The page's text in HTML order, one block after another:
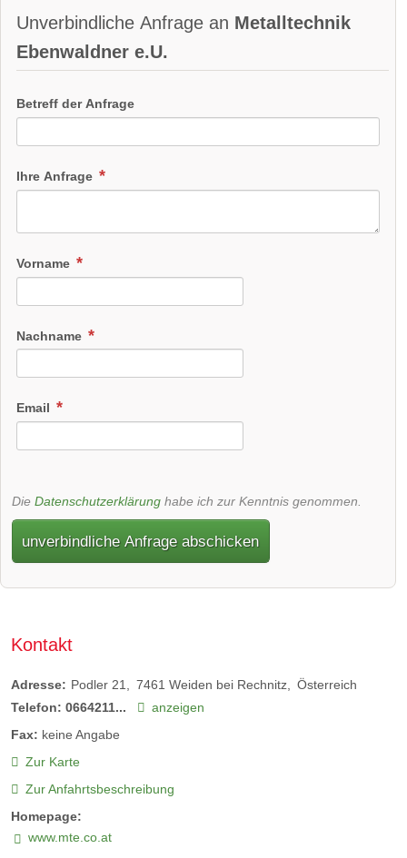
Unverbindliche Anfrage an Metalltechnik
Ebenwaldner e.U.
Betreff der Anfrage
Ihre Anfrage
Vorname
Nachname
Email
Die Datenschutzerklärung habe ich zur Kenntnis genommen.
unverbindliche Anfrage abschicken
Kontakt
Adresse: Podler 21 7461 Weiden bei Rechnitz
Österreich
Telefon: 0664211...
anzeigen
Fax: keine Angabe
Zur Karte
Zur Anfahrtsbeschreibung
Homepage:
www.mte.co.at